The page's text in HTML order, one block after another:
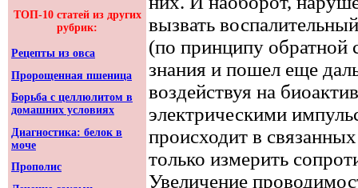
ТОП-10 статей из других
рубрик:
Рецепты из овса
Пророщенная пшеница
Борьба с целлюлитом в
домашних условиях
Диагностика: белок в
моче
Прополис
вызвать
(по принципу обратной
знания и пошел еще
воздействуя на
электрическими
происходит в
только измерить
Увеличение